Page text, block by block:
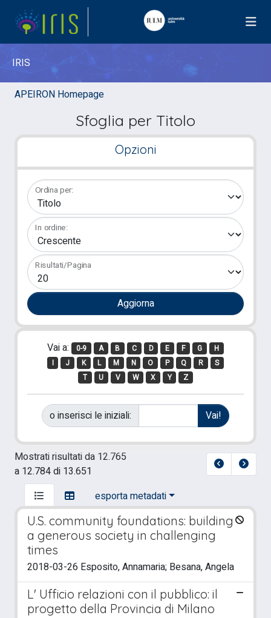
IRIS
APEIRON Homepage
Sfoglia per Titolo
Opzioni
Ordina per:
In ordine:
Risultati/Pagina
Vai a: 0-9 A B C D E F G
H
I
J K L M N O P Q R
S
T
U V W X Y Z
o inserisci le iniziali:
Mostrati risultati da 12.765
a 12.784 di 13.651
esporta metadati
U.S. community foundations: building
a generous society in challenging
times
2018-03-26 Esposito, Annamaria; Besana, Angela
L' Ufficio relazioni con il pubblico: il
progetto della Provincia di Milano